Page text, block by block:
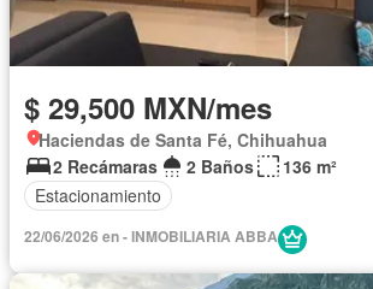
$ 29,500 MXN/mes
Haciendas de Santa Fé, Chihuahua
2 Recámaras
2 Baños
136 m²
Estacionamiento
22/06/2026 en - INMOBILIARIA ABBA